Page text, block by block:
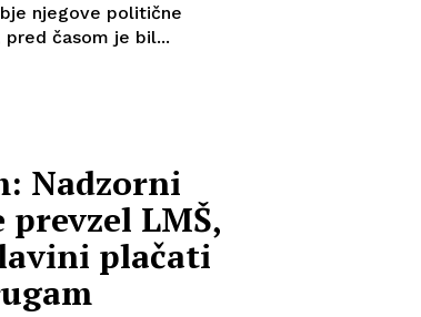
njegove politične
pred časom je bil...
Nadzorni
prevzel LMŠ,
plačati